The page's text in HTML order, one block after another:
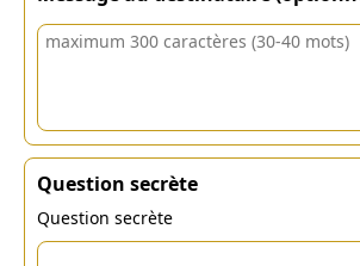
Question secrète
Question secrète